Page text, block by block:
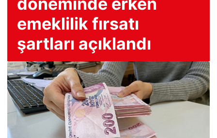
emeklilik fırsatı
şartları açıklandı